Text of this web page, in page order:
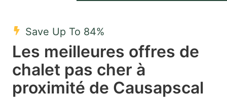
select
date.
Press
a
date.
Press
Save Up To 84%
Les meilleures offres de
chalet pas cher à
proximité de Causapscal